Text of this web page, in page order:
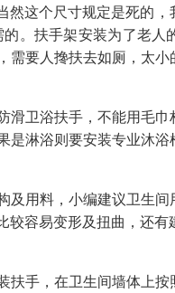
这个尺寸规定是死的
。扶手架安装为了老人
要人搀扶去如厕，太
卫浴扶手，不能用毛
淋浴则要安装专业沐
用料，小编建议卫生
容易变形及扭曲，还
手，在卫生间墙体上